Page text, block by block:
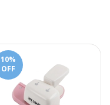
10%
OFF